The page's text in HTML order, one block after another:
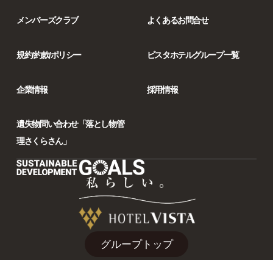
メンバーズクラブ よくあるお問合せ
規約/約款/ポリシー ビスタホテルグループ一覧
企業情報 採用情報
遺失物問い合わせ「落とし物管
理さくらさん」
グループトップ